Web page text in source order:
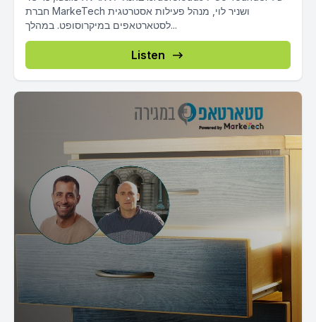
חברת MarkeTech ושניר לוי, מנהל פעילות אסטרטגית
לסטארטאפים במיקרוסופט. במהלך...
Listen